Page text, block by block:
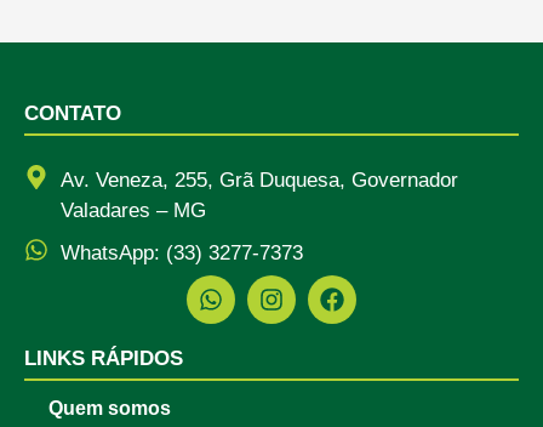
CONTATO
Av. Veneza, 255, Grã Duquesa, Governador
Valadares – MG
WhatsApp: (33) 3277-7373
LINKS RÁPIDOS
Quem somos